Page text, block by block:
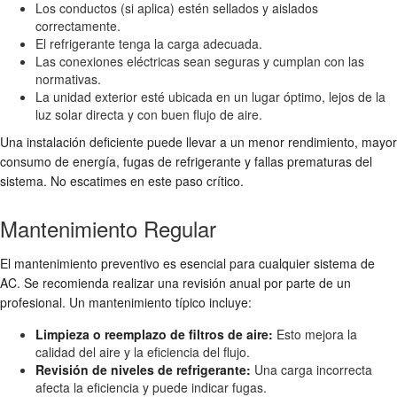
Los conductos (si aplica) estén sellados y aislados
correctamente.
El refrigerante tenga la carga adecuada.
Las conexiones eléctricas sean seguras y cumplan con las
normativas.
La unidad exterior esté ubicada en un lugar óptimo, lejos de la
luz solar directa y con buen flujo de aire.
Una instalación deficiente puede llevar a un menor rendimiento, mayor
consumo de energía, fugas de refrigerante y fallas prematuras del
sistema. No escatimes en este paso crítico.
Mantenimiento Regular
El mantenimiento preventivo es esencial para cualquier sistema de
AC. Se recomienda realizar una revisión anual por parte de un
profesional. Un mantenimiento típico incluye:
Limpieza o reemplazo de filtros de aire: Esto mejora la
calidad del aire y la eficiencia del flujo.
Revisión de niveles de refrigerante: Una carga incorrecta
afecta la eficiencia y puede indicar fugas.